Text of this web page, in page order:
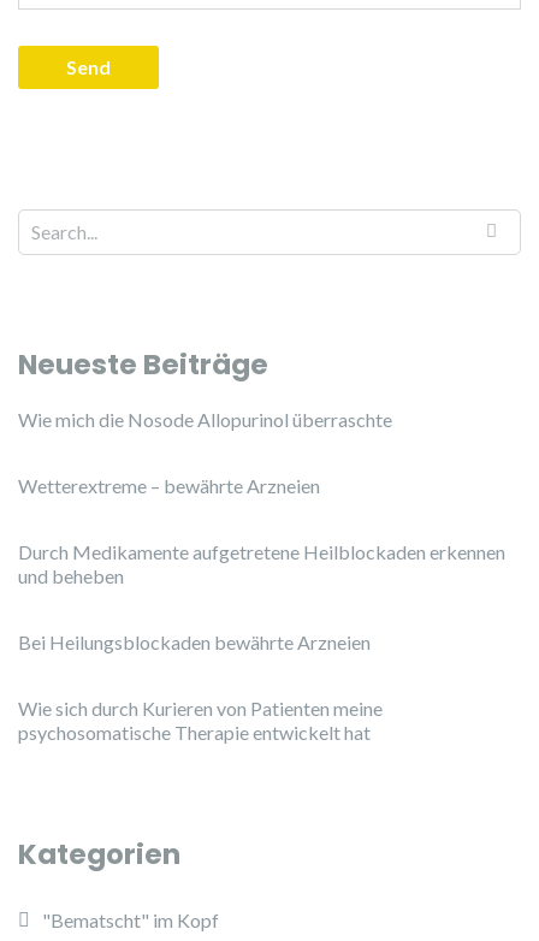
Neueste Beiträge
Wie mich die Nosode Allopurinol überraschte
Wetterextreme – bewährte Arzneien
Durch Medikamente aufgetretene Heilblockaden erkennen
und beheben
Bei Heilungsblockaden bewährte Arzneien
Wie sich durch Kurieren von Patienten meine
psychosomatische Therapie entwickelt hat
Kategorien
"Bematscht" im Kopf